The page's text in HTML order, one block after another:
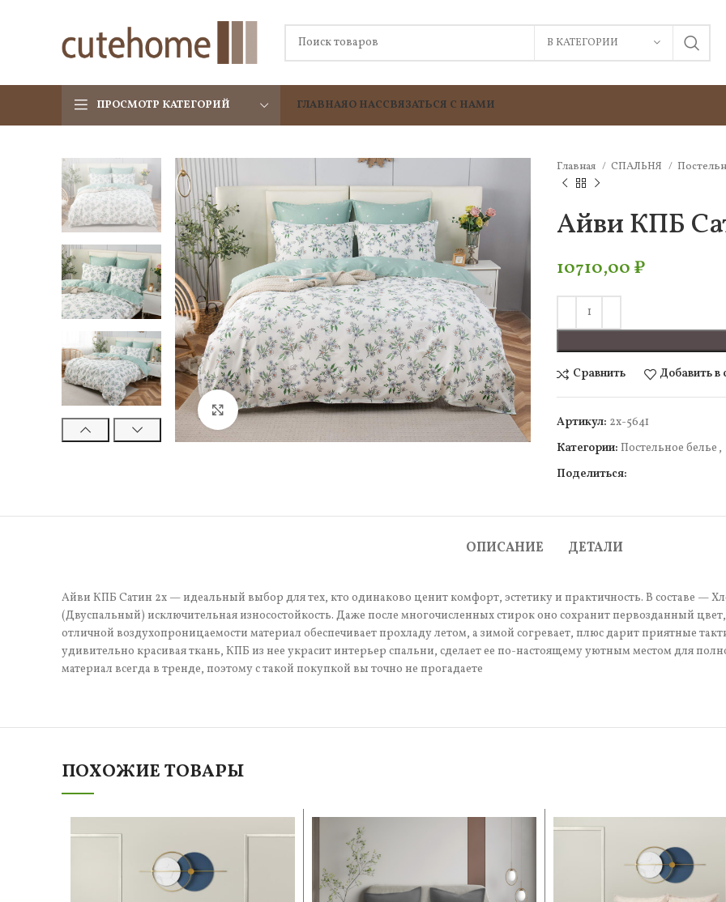
В КАТЕГОРИИ
ПРОСМОТР КАТЕГОРИЙ ГЛАВНАЯО НАССВЯЗАТЬСЯ С НАМИ
Нажмите, чтобы увеличить
Главная СПАЛЬНЯ
Айви КПБ
10710,00₽
Сравнить Добавить в
Артикул: 2х-5641
Категории: Постельное белье ,
Поделиться:
ОПИСАНИЕ ДЕТАЛИ
Айви КПБ Сатин 2х — идеальный выбор для тех, кто одинаково ценит комфорт, эстетику и практичность. В составе —
(Двуспальный) исключительная износостойкость. Даже после многочисленных стирок оно сохранит первозданный
отличной воздухопроницаемости материал обеспечивает прохладу летом, а зимой согревает, плюс дарит приятные
удивительно красивая ткань, КПБ из нее украсит интерьер спальни, сделает ее по-настоящему уютным местом для
материал всегда в тренде, поэтому с такой покупкой вы точно не прогадаете
ПОХОЖИЕ ТОВАРЫ